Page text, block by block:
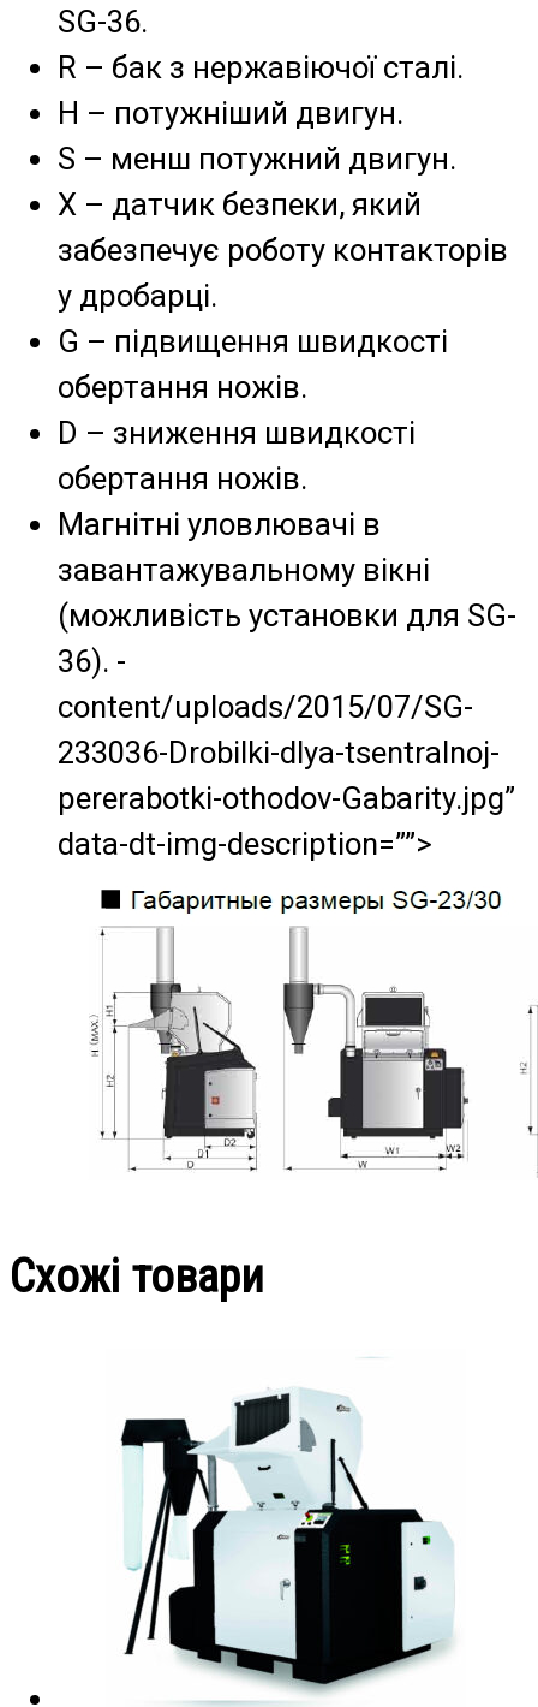
SG-36.
R – бак з нержавіючої сталі.
H – потужніший двигун.
S – менш потужний двигун.
X – датчик безпеки, який
забезпечує роботу контакторів
у дробарці.
G – підвищення швидкості
обертання ножів.
D – зниження швидкості
обертання ножів.
Магнітні уловлювачі в
завантажувальному вікні
(можливість установки для SG-
36). -
content/uploads/2015/07/SG-
233036-Drobilki-dlya-tsentralnoj-
pererabotki-othodov-Gabarity.jpg”
data-dt-img-description=””>
Схожі товари